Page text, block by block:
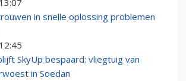
in snelle oplossing problemen
SkyUp bespaard: vliegtuig van
in Soedan